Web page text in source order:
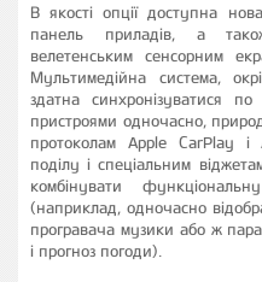
В якості опції доступна
панель приладів, а
велетенським сенсорним
Мультимедійна система,
здатна синхронізуватися
пристроями одночасно,
протоколам Apple CarPlay
поділу і спеціальним
комбінувати
(наприклад, одночасно
програвача музики або ж
і прогноз погоди).